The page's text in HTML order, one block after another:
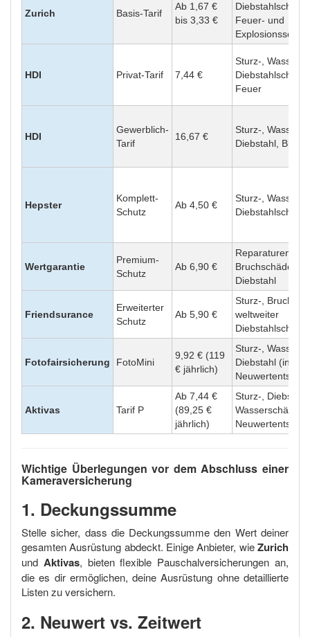
Zurich Basis-Tarif
Ab 1,67 €
bis 3,33 €
Feuer- und
HDI Privat-Tarif 7,44 €
Sturz-, Wasser-,
Feuer
HDI
Gewerblich-
Tarif
16,67 €
Sturz-, Wasser-,
Diebstahl,
Hepster
Komplett-
Schutz
Ab 4,50 €
Sturz-, Wasser-,
Wertgarantie
Premium-
Schutz
Ab 6,90 €
Reparaturen,
Bruchschäden,
Diebstahl
Friendsurance
Erweiterter
Schutz
Ab 5,90 €
Sturz-,
weltweiter
Diebstahlschutz
Fotofairsicherung FotoMini
9,92 € (119
€ jährlich)
Sturz-,
Diebstahl (inkl.
Aktivas Tarif P
Ab 7,44 €
(89,25 €
jährlich)
Sturz-,
Wasserschäden,
Wichtige Überlegungen vor dem Abschluss einer
Kameraversicherung
1. Deckungssumme
Stelle sicher, dass die Deckungssumme den Wert deiner
gesamten Ausrüstung abdeckt. Einige Anbieter, wieZurich
und Aktivas, bieten flexible Pauschalversicherungen an,
die es dir ermöglichen, deine Ausrüstung ohne detaillierte
Listen zu versichern.
2. Neuwert vs. Zeitwert